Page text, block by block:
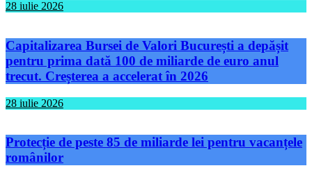
28 iulie 2026
Capitalizarea Bursei de Valori București a depășit
pentru prima dată 100 de miliarde de euro anul
trecut. Creșterea a accelerat în 2026
28 iulie 2026
Protecție de peste 85 de miliarde lei pentru vacanțele
românilor